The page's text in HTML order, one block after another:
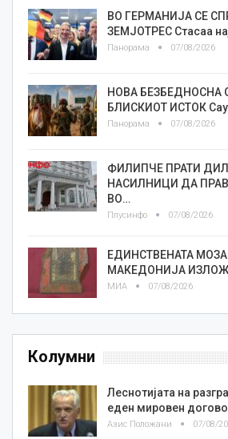
ВО ГЕРМАНИЈА СЕ
ЗЕМЈОТРЕС Стасаа
Панорама 07/08/2026
НОВА БЕЗБЕДНОСНА
БЛИСКИОТ ИСТОК
Панорама 07/08/2026
ФИЛИПЧЕ ПРАТИ
НАСИЛНИЦИ ДА
ВО…
Плусинфо 07/08/2026
ЕДИНСТВЕНАТА
МАКЕДОНИЈА
МИА 07/08/2026
Колумни
Леснотијата на
еден мировен
Азис Положани 07/08/